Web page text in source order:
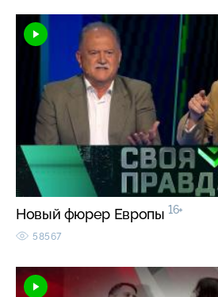
Новый фюрер Европы 16+
58567